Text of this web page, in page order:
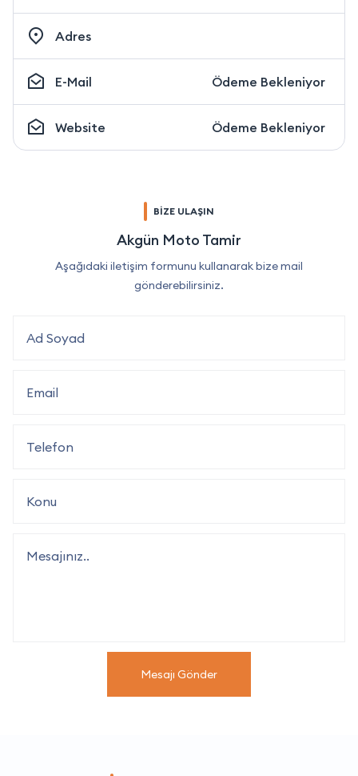
Adres
E-Mail Ödeme Bekleniyor
Website Ödeme Bekleniyor
BİZE ULAŞIN
Akgün Moto Tamir
Aşağıdaki iletişim formunu kullanarak bize mail
gönderebilirsiniz.
Mesajı Gönder